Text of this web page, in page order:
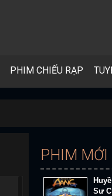
PHIM CHIẾU RẠP
PHIM MỚI
Sư